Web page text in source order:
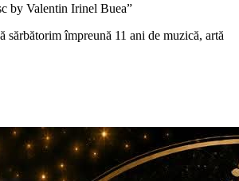
by Valentin Irinel Buea”
sărbătorim împreună 11 ani de muzică, artă